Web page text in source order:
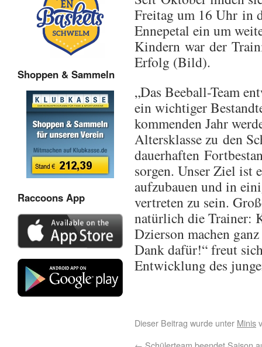
Freitag um 16 Uhr in
Ennepetal ein um
Kindern war der
Erfolg (Bild).
„Das Beeball-Team
ein wichtiger
kommenden Jahr
Altersklasse zu den
dauerhaften
sorgen. Unser Ziel ist
aufzubauen und in
vertreten zu sein.
natürlich die Trainer:
Dzierson machen
Dank dafür!“ freut
Entwicklung des
Dieser Beitrag wurde unter Minis
Shoppen & Sammeln
Raccoons App